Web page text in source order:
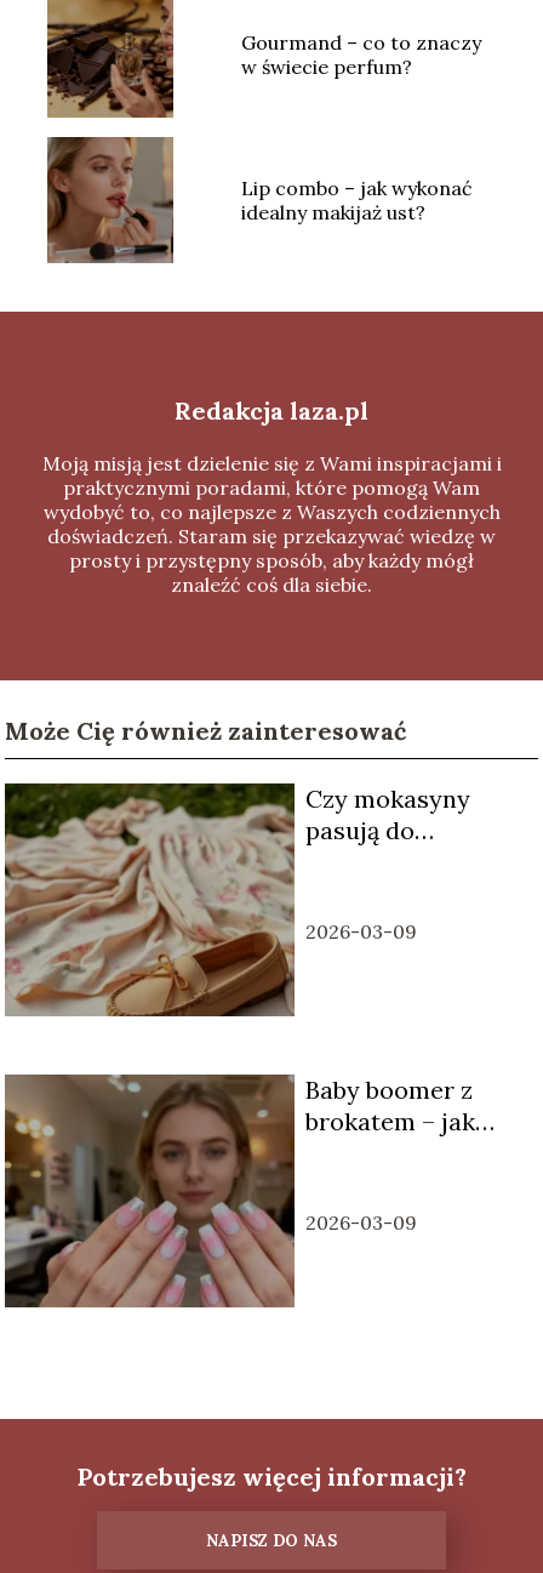
Gourmand – co to znaczy
w świecie perfum?
Lip combo – jak wykonać
idealny makijaż ust?
Redakcja laza.pl
Moją misją jest dzielenie się z Wami inspiracjami i
praktycznymi poradami, które pomogą Wam
wydobyć to, co najlepsze z Waszych codziennych
doświadczeń. Staram się przekazywać wiedzę w
prosty i przystępny sposób, aby każdy mógł
znaleźć coś dla siebie.
Może Cię również zainteresować
Czy mokasyny
pasują do
2026-03-09
Baby boomer z
brokatem – jak
2026-03-09
Potrzebujesz więcej informacji?
NAPISZ DO NAS